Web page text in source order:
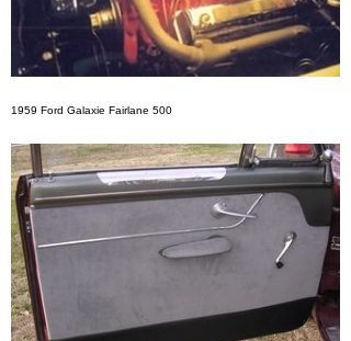
1959 Ford Galaxie Fairlane 500